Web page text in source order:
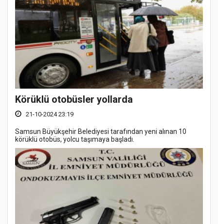
Körüklü otobüsler yollarda
21-10-2024 23:19
Samsun Büyükşehir Belediyesi tarafından yeni alınan 10
körüklü otobüs, yolcu taşımaya başladı.